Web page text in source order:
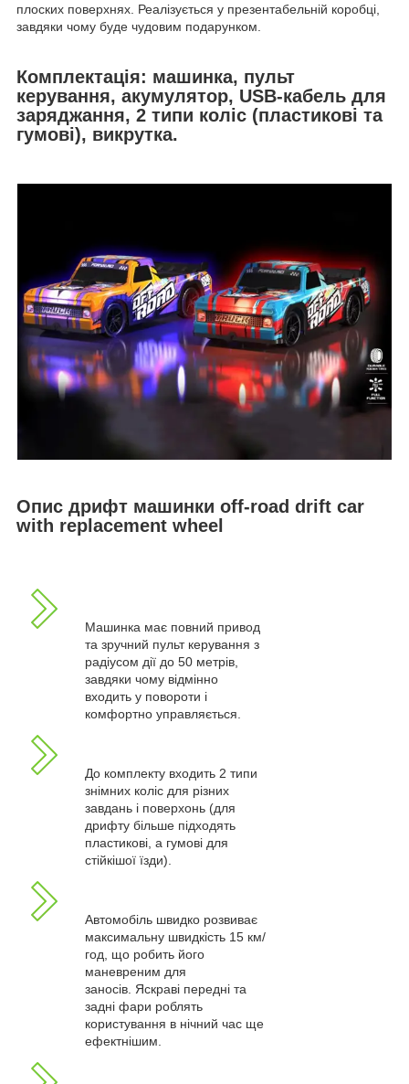
плоских поверхнях. Реалізується у презентабельній коробці,
завдяки чому буде чудовим подарунком.
Комплектація: машинка, пульт
керування, акумулятор, USB-кабель для
заряджання, 2 типи коліс (пластикові та
гумові), викрутка.
Опис дрифт машинки off-road drift car
with replacement wheel
Машинка має повний привод
та зручний пульт керування з
радіусом дії до 50 метрів,
завдяки чому відмінно
входить у повороти і
комфортно управляється.
До комплекту входить 2 типи
знімних коліс для різних
завдань і поверхонь (для
дрифту більше підходять
пластикові, а гумові для
стійкішої їзди).
Автомобіль швидко розвиває
максимальну швидкість 15 км/
год, що робить його
маневреним для
заносів. Яскраві передні та
задні фари роблять
користування в нічний час ще
ефектнішим.